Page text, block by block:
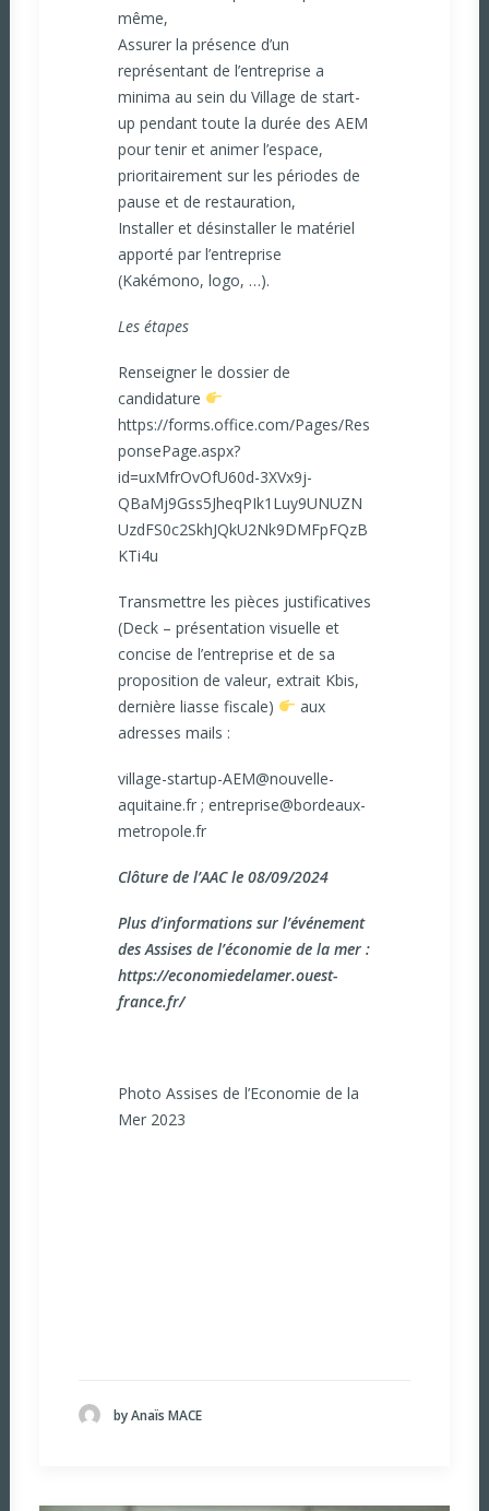
même,
Assurer la présence d’un
représentant de l’entreprise a
minima au sein du Village de start-
up pendant toute la durée des AEM
pour tenir et animer l’espace,
prioritairement sur les périodes de
pause et de restauration,
Installer et désinstaller le matériel
apporté par l’entreprise
(Kakémono, logo, …).
Les étapes
Renseigner le dossier de
candidature
https://forms.office.com/Pages/Res
ponsePage.aspx?
id=uxMfrOvOfU60d-3XVx9j-
QBaMj9Gss5JheqPIk1Luy9UNUZN
UzdFS0c2SkhJQkU2Nk9DMFpFQzB
KTi4u
Transmettre les pièces justificatives
(Deck – présentation visuelle et
concise de l’entreprise et de sa
proposition de valeur, extrait Kbis,
dernière liasse fiscale)
aux
adresses mails :
village-startup-AEM@nouvelle-
aquitaine.fr ; entreprise@bordeaux-
metropole.fr
Clôture de l’AAC le 08/09/2024
Plus d’informations sur l’événement
des Assises de l’économie de la mer :
https://economiedelamer.ouest-
france.fr/
Photo Assises de l’Economie de la
Mer 2023
by Anaïs MACE